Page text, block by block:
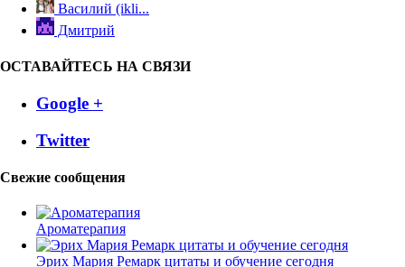
Василий (ikli...
Дмитрий
ОСТАВАЙТЕСЬ НА СВЯЗИ
Google +
Twitter
Свежие сообщения
Ароматерапия
Эрих Мария Ремарк цитаты и обучение сегодня